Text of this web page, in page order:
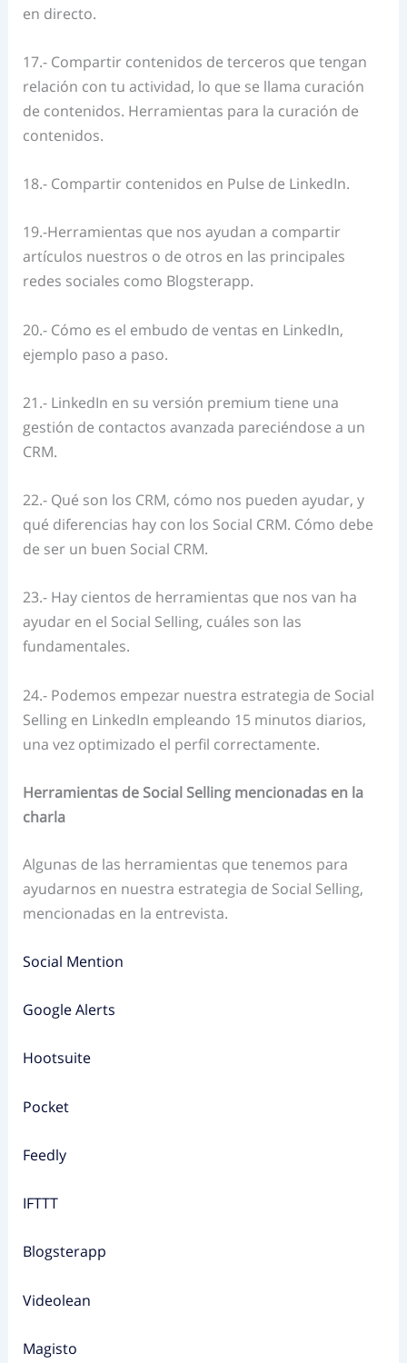
en directo.
17.- Compartir contenidos de terceros que tengan
relación con tu actividad, lo que se llama curación
de contenidos. Herramientas para la curación de
contenidos.
18.- Compartir contenidos en Pulse de LinkedIn.
19.-Herramientas que nos ayudan a compartir
artículos nuestros o de otros en las principales
redes sociales como Blogsterapp.
20.- Cómo es el embudo de ventas en LinkedIn,
ejemplo paso a paso.
21.- LinkedIn en su versión premium tiene una
gestión de contactos avanzada pareciéndose a un
CRM.
22.- Qué son los CRM, cómo nos pueden ayudar, y
qué diferencias hay con los Social CRM. Cómo debe
de ser un buen Social CRM.
23.- Hay cientos de herramientas que nos van ha
ayudar en el Social Selling, cuáles son las
fundamentales.
24.- Podemos empezar nuestra estrategia de Social
Selling en LinkedIn empleando 15 minutos diarios,
una vez optimizado el perfil correctamente.
Herramientas de Social Selling mencionadas en la
charla
Algunas de las herramientas que tenemos para
ayudarnos en nuestra estrategia de Social Selling,
mencionadas en la entrevista.
Social Mention
Google Alerts
Hootsuite
Pocket
Feedly
IFTTT
Blogsterapp
Videolean
Magisto